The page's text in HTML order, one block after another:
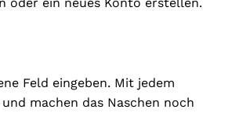
oder ein neues Konto erstellen.
Feld eingeben. Mit jedem
machen das Naschen noch